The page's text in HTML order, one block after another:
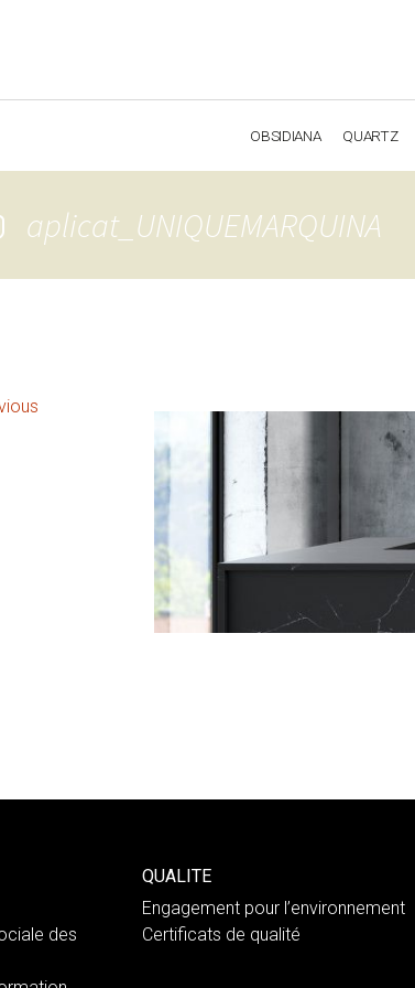
OBSIDIANA QUARTZ
aplicat_UNIQUEMARQUINA
des
QUALITE
Engagement pour l’environnement
Certificats de qualité